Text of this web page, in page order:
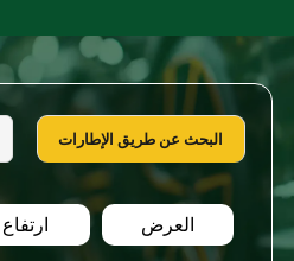
البحث عن طريق الإطارات
العرض ارتفاع